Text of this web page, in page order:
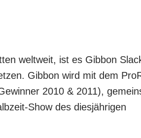
weltweit, ist es Gibbon
Gibbon wird mit dem
2010 & 2011),
Show des diesjährigen